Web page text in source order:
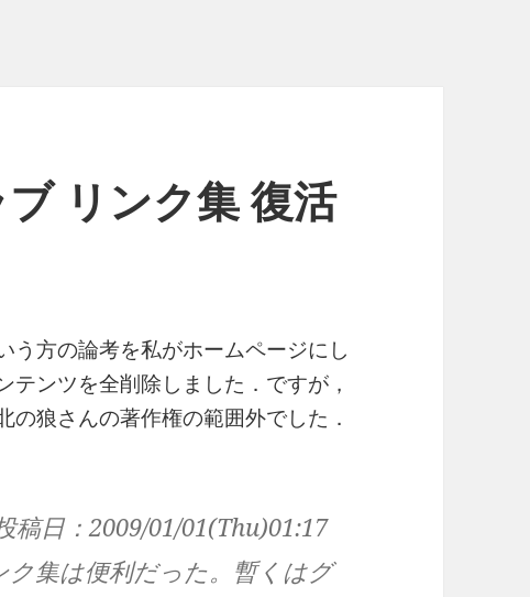
リンク集 復活
う方の論考を私がホームページにし
ンツを全削除しました．ですが，
の狼さんの著作権の範囲外でした．
稿日：2009/01/01(Thu)01:17
ク集は便利だった。暫くはグ